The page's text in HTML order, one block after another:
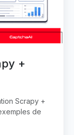
+
Scrapy +
de